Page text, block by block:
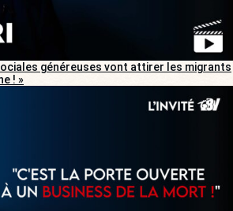
sociales généreuses vont attirer les migrants
! »